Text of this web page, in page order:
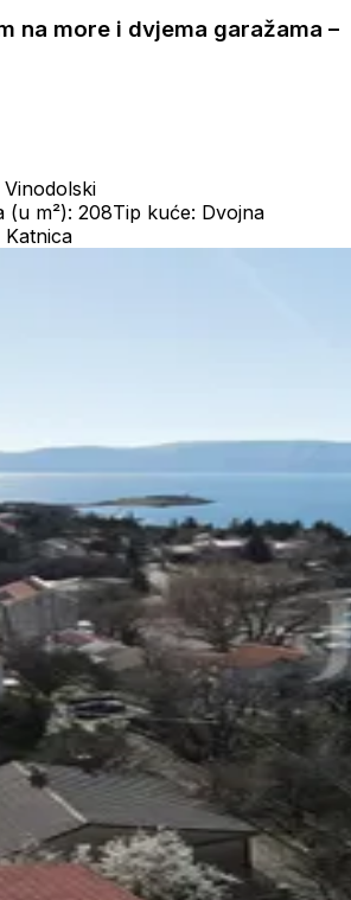
na more i dvjema garažama –
(u m²): 208Tip kuće: Dvojna
Katnica